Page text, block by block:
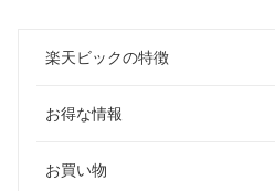
楽天ビックの特徴
お得な情報
お買い物